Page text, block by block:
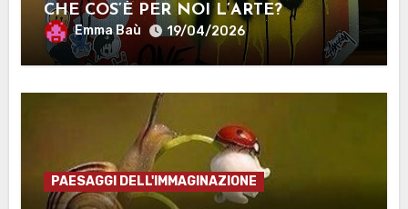
CHE COS’È PER NOI L’ARTE?
Emma Baù 19/04/2026
PAESAGGI DELL'IMMAGINAZIONE